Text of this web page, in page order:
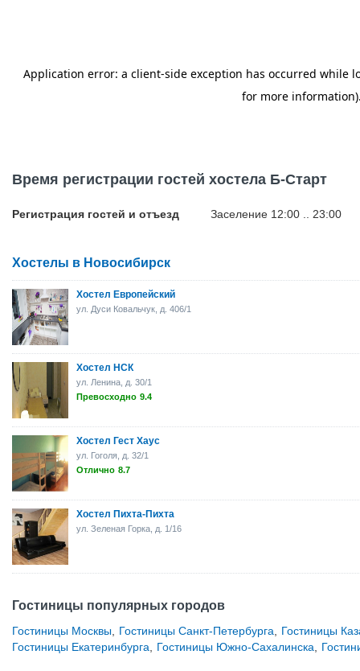
Время регистрации гостей хостела Б-Старт
Регистрация гостей и отъезд Заселение 12:00 .. 23:00
Хостелы в Новосибирск
Хостел Европейский
ул. Дуси Ковальчук, д. 406/1
Хостел НСК
ул. Ленина, д. 30/1
Превосходно 9.4
Хостел Гест Хаус
ул. Гоголя, д. 32/1
Отлично 8.7
Хостел Пихта-Пихта
ул. Зеленая Горка, д. 1/16
Гостиницы популярных городов
Гостиницы Москвы Гостиницы Санкт-Петербурга
Гостиницы
Гостиницы Екатеринбурга
Гостиницы Южно-Сахалинска